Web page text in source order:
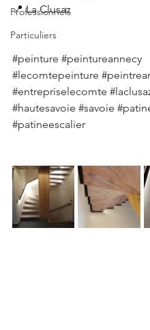
Professionnels
Particuliers
📍 La Clusaz
#peinture #peintureannecy
#lecomtepeinture
#entrepriselecomte
#hautesavoie #savoie
#patineescalier